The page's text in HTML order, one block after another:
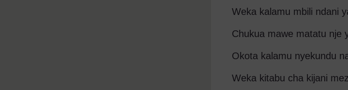
Weka kalamu mbili ndani
Chukua mawe matatu nje
Okota kalamu nyekundu
Weka kitabu cha kijani